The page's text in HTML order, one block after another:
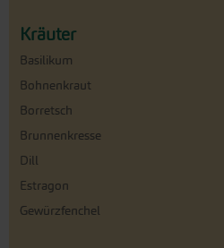
Kräuter
Basilikum
Bohnenkraut
Borretsch
Brunnenkresse
Dill
Estragon
Gewürzfenchel